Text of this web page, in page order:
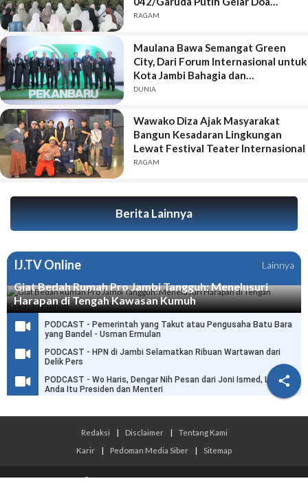

Bersama
RAGAM
Maulana Bawa Semangat Green
City, Dari Forum Internasional untuk
Kota Jambi Bahagia dan
Berkelanjutan
DUNIA
Wawako Diza Ajak Masyarakat
Bangun Kesadaran Lingkungan
Lewat Festival Teater Internasional
RAGAM
Berita Lainnya
IJ.TV Online Lainnya
Giat Bedah Rumah Pro Jambi Tangguh: Menelusuri
Harapan di Tengah Kawasan Kumuh
PODCAST - Pemerintah yang Takut atau Pengusaha Batu Bara
yang Bandel - Usman Ermulan
PODCAST - HPN di Jambi Selamatkan Ribuan Wartawan dari
Delik Pers
PODCAST - Wo Haris, Dengar Nih Pesan dari Joni Ismed, Link
Anda Itu Presiden dan Menteri
Redaksi | Disclaimer |
Tentang Kami
Karir
| Pedoman Media Siber | Sitemap
© 2026 Infojambi.com - All Rights Reserved.